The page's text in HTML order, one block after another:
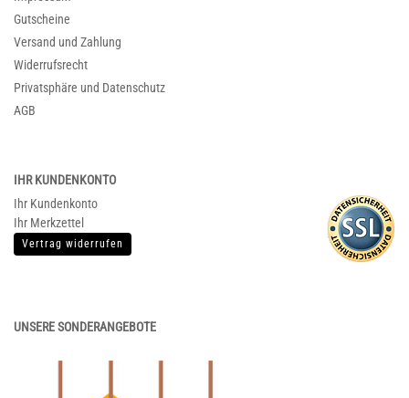
Gutscheine
Versand und Zahlung
Widerrufsrecht
Privatsphäre und Datenschutz
AGB
IHR KUNDENKONTO
Ihr Kundenkonto
Ihr Merkzettel
Vertrag widerrufen
UNSERE SONDERANGEBOTE